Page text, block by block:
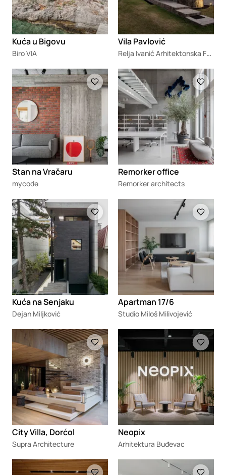
Kuća u Bigovu
Biro VIA
Vila Pavlović
Relja Ivanić Arhitektonska Fotografija
Loading
Stan na Vračaru
mycode
Loading
Remorker office
Remorker architects
Loading
Kuća na Senjaku
Dejan Miljković
Apartman 17/6
Studio Miloš Milivojević
Loading
City Villa, Dorćol
Supra Architecture
Loading
Neopix
Arhitektura Buđevac
Loading